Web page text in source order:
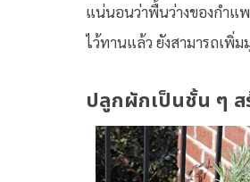
แน่นอนว่าพื้นว่างของกำแพ
ไว้ทานแล้ว ยังสามารถเพิ่
ปลูกผักเป็นชั้น ๆ ส